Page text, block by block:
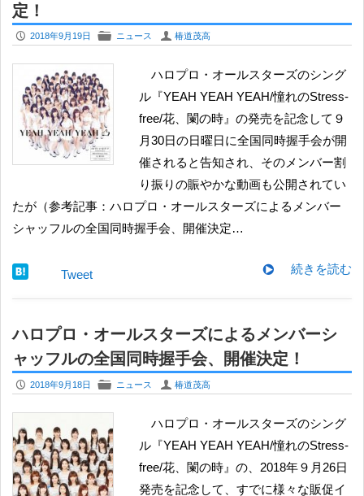
定！
P 2018年9月19日 F ニュース U 椿道茂高
ハロプロ・オールスターズのシング
ル『YEAH YEAH YEAH/憧れのStress-
free/花、闌の時』の発売を記念して９
月30日の日曜日に全国同時握手会が開
催されると告知され、そのメンバー割
り振りの賑やかな動画も公開されてい
たが（参考記事：ハロプロ・オールスターズによるメンバー
シャッフルの全国同時握手会、開催決定…
続きを読む
Tweet
ハロプロ・オールスターズによるメンバーシ
ャッフルの全国同時握手会、開催決定！
P 2018年9月18日 F ニュース U 椿道茂高
ハロプロ・オールスターズのシング
ル『YEAH YEAH YEAH/憧れのStress-
free/花、闌の時』の、2018年９月26日
発売を記念して、すでに様々な販促イ